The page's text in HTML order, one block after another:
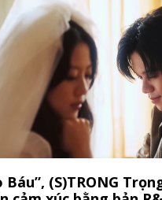
Báu”, (S)TRONG